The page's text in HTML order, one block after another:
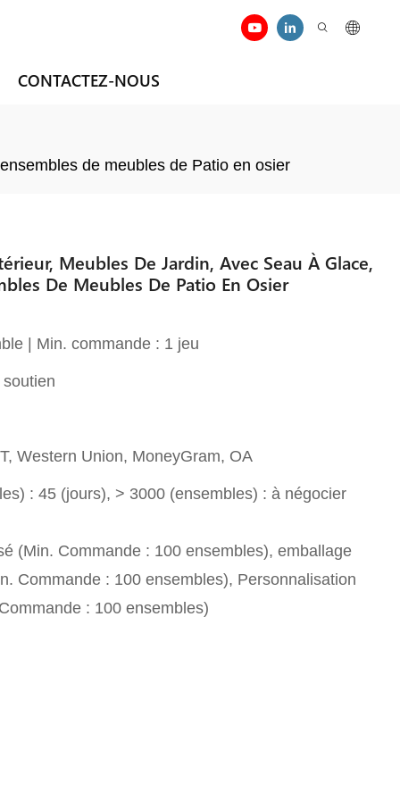
CONTACTEZ-NOUS
de meubles de Patio en osier
Meubles De Jardin, Avec Seau À Glace,
De Meubles De Patio En Osier
| Min. commande : 1 jeu
Western Union, MoneyGram, OA
: 45 (jours), > 3000 (ensembles) : à négocier
(Min. Commande : 100 ensembles), emballage
Commande : 100 ensembles), Personnalisation
: 100 ensembles)